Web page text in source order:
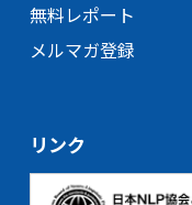
無料レポート
メルマガ登録
リンク